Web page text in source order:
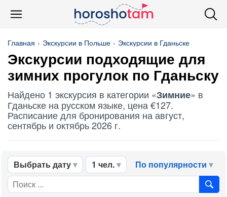
Главная Экскурсии в Польше Экскурсии в Гданьске
Экскурсии подходящие для
зимних прогулок по Гданьску
Найдено 1 экскурсия в категории «Зимние» в
Гданьске на русском языке, цена €127.
Расписание для бронирования на август,
сентябрь и октябрь 2026 г.
Выбрать дату 1 чел. По популярности